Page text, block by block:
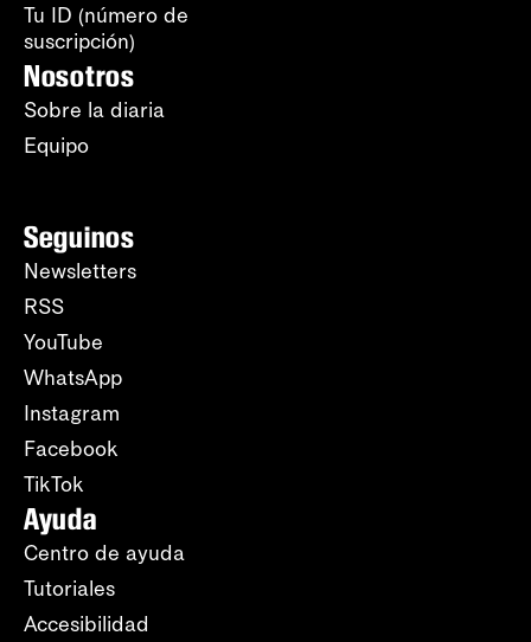
Tu ID (número de
suscripción)
Nosotros
Sobre la diaria
Equipo
Seguinos
Newsletters
RSS
YouTube
WhatsApp
Instagram
Facebook
TikTok
Ayuda
Centro de ayuda
Tutoriales
Accesibilidad